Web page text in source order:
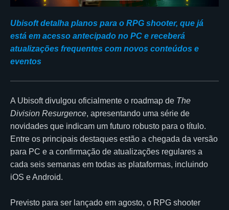
Ubisoft detalha planos para o RPG shooter, que já
está em acesso antecipado no PC e receberá
atualizações frequentes com novos conteúdos e
eventos
A Ubisoft divulgou oficialmente o roadmap de The
Division Resurgence, apresentando uma série de
novidades que indicam um futuro robusto para o título.
Entre os principais destaques estão a chegada da versão
para PC e a confirmação de atualizações regulares a
cada seis semanas em todas as plataformas, incluindo
iOS e Android.
Previsto para ser lançado em agosto, o RPG shooter